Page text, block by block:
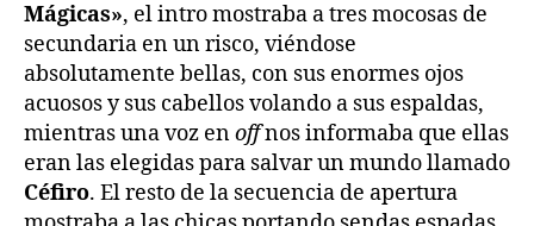
Mágicas», el intro mostraba a tres mocosas de
secundaria en un risco, viéndose
absolutamente bellas, con sus enormes ojos
acuosos y sus cabellos volando a sus espaldas,
mientras una voz enoffnos informaba que ellas
eran las elegidas para salvar un mundo llamado
Céfiro. El resto de la secuencia de apertura